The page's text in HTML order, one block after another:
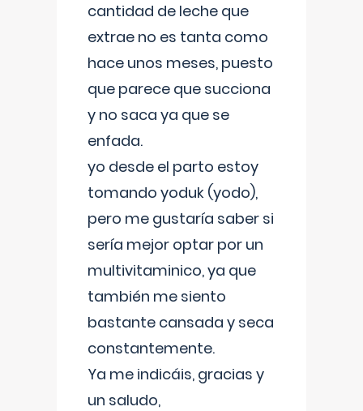
cantidad de leche que
extrae no es tanta como
hace unos meses, puesto
que parece que succiona
y no saca ya que se
enfada.
yo desde el parto estoy
tomando yoduk (yodo),
pero me gustaría saber si
sería mejor optar por un
multivitaminico, ya que
también me siento
bastante cansada y seca
constantemente.
Ya me indicáis, gracias y
un saludo,